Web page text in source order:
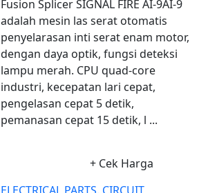
Fusion Splicer SIGNAL FIRE AI-9AI-9
adalah mesin las serat otomatis
penyelarasan inti serat enam motor,
dengan daya optik, fungsi deteksi
lampu merah. CPU quad-core
industri, kecepatan lari cepat,
pengelasan cepat 5 detik,
pemanasan cepat 15 detik, l ...
+ Cek Harga